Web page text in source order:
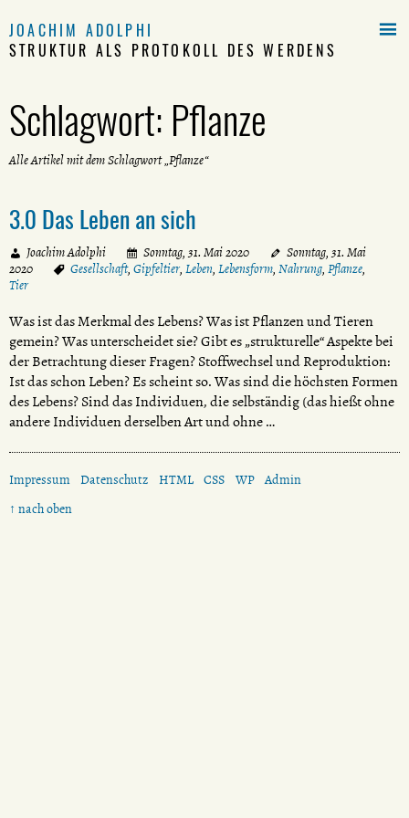
JOACHIM ADOLPHI
STRUKTUR ALS PROTOKOLL DES WERDENS
Schlagwort: Pflanze
Alle Artikel mit dem Schlagwort „Pflanze“
3.0 Das Leben an sich
Joachim Adolphi Sonntag, 31. Mai 2020
Sonntag, 31. Mai
2020
Gesellschaft, Gipfeltier, Leben, Lebensform, Nahrung, Pflanze,
Tier
Was ist das Merkmal des Lebens? Was ist Pflanzen und Tieren
gemein? Was unterscheidet sie? Gibt es „strukturelle“ Aspekte bei
der Betrachtung dieser Fragen? Stoffwechsel und Reproduktion:
Ist das schon Leben? Es scheint so. Was sind die höchsten Formen
des Lebens? Sind das Individuen, die selbständig (das hießt ohne
andere Individuen derselben Art und ohne …

Impressum Datenschutz HTML CSS WP Admin
↑ nach oben